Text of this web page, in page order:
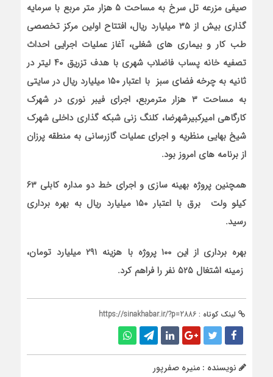
صیفی مزرعه تل سرخ به مساحت ۵ هزار متر مربع با سرمایه
گذاری بیش از ۳۵ میلیارد ریال، افتتاح اولین مرکز تخصصی
طب کار و بیماری های شغلی، آغاز عملیات اجرایی احداث
تصفیه خانه پساب فاضلاب شهری با هدف تزریق ۴۰ لیتر در
ثانیه به چرخه فضای سبز با اعتبار ۱۵۰ میلیارد ریال در سایتی
به مساحت ۳ هزار مترمربع، اجرای فیبر نوری در شهرک
کارگاهی امیرکبیرشهرضا، کلنگ زنی شبکه گذاری داخلی شهرک
شیخ بهایی منظریه و اجرای عملیات گازرسانی به منطقه پرزان
از برنامه های امروز بود.
همچنین پروژه بهینه سازی و اجرای خط دو مداره کابلی ۶۳
کیلو ولت برق با اعتبار ۱۵۰ میلیارد ریال به بهره برداری
رسید.
بهره برداری از این ۱۰۰ پروژه با هزینه ۲۹۱ میلیارد تومان،
زمینه اشتغال ۵۲۵ نفر را فراهم کرد.
لینک کوتاه : https://sinakhabar.ir/?p=2886
نویسنده : منیره صفرپور